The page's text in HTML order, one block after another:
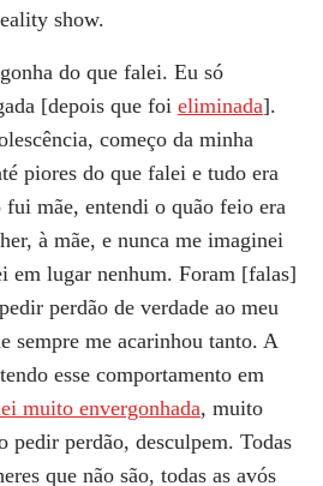
show.
do que falei. Eu só
[depois que foi eliminada].
começo da minha
piores do que falei e tudo era
mãe, entendi o quão feio era
à mãe, e nunca me imaginei
em lugar nenhum. Foram [falas]
pedir perdão de verdade ao meu
sempre me acarinhou tanto. A
esse comportamento em
muito envergonhada, muito
pedir perdão, desculpem. Todas
que não são, todas as avós